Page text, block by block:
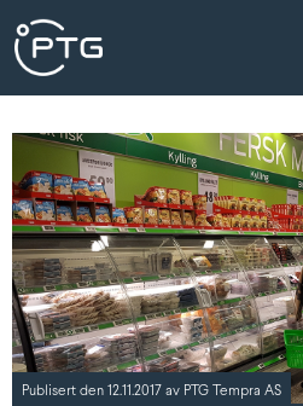
Publisert den 12.11.2017 av PTG Tempra AS